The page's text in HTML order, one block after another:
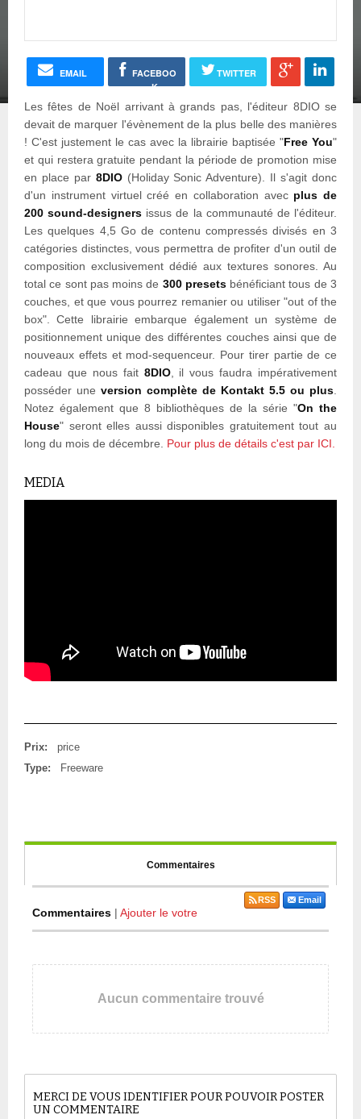
EMAIL
FACEBOO
K
TWITTER
Les fêtes de Noël arrivant à grands pas, l'éditeur 8DIO se
devait de marquer l'évènement de la plus belle des manières
! C'est justement le cas avec la librairie baptisée "Free You"
et qui restera gratuite pendant la période de promotion mise
en place par8DIO(Holiday Sonic Adventure). Il s'agit donc
d'un instrument virtuel créé en collaboration avec plus de
200 sound-designers issus de la communauté de l'éditeur.
Les quelques 4,5 Go de contenu compressés divisés en 3
catégories distinctes, vous permettra de profiter d'un outil de
composition exclusivement dédié aux textures sonores. Au
total ce sont pas moins de 300 presetsbénéficiant tous de 3
couches, et que vous pourrez remanier ou utiliser "out of the
box". Cette librairie embarque également un système de
positionnement unique des différentes couches ainsi que de
nouveaux effets et mod-sequenceur. Pour tirer partie de ce
cadeau que nous fait8DIO, il vous faudra impérativement
posséder une version complète de Kontakt 5.5 ou plus
Notez également que 8 bibliothèques de la série "On the
House" seront elles aussi disponibles gratuitement tout au
long du mois de décembre. Pour plus de détails c'est par ICI.
MEDIA
Prix:
price
Type:
Freeware
Commentaires
Commentaires | Ajouter le votre
Email
RSS
Aucun commentaire trouvé
MERCI DE VOUS IDENTIFIER POUR POUVOIR POSTER
UN COMMENTAIRE